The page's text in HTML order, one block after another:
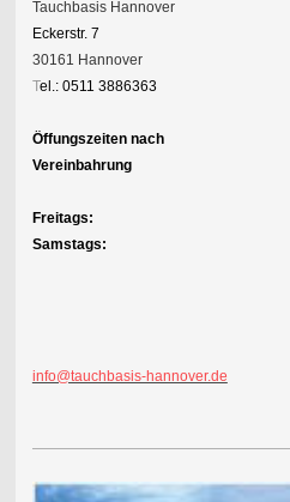
Tauchbasis Hannover
Eckerstr. 7
30161 Hannover
Tel.: 0511 3886363
Öffungszeiten nach
Vereinbahrung
Freitags:
Samstags:
info@tauchbasis-hannover.de